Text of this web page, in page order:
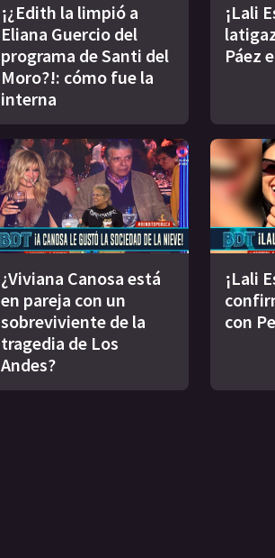
¡¿Edith la limpió a
Eliana Guercio del
programa de Santi del
Moro?!: cómo fue la
interna
¡Lali
Páez
¿Viviana Canosa está
en pareja con un
sobreviviente de la
tragedia de Los
Andes?
¡Lali
con